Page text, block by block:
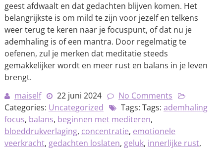
geest afdwaalt en dat gedachten blijven komen. Het
belangrijkste is om mild te zijn voor jezelf en telkens
weer terug te keren naar je focuspunt, of dat nu je
ademhaling is of een mantra. Door regelmatig te
oefenen, zul je merken dat meditatie steeds
gemakkelijker wordt en meer rust en balans in je leven
brengt.
maiself
22 juni 2024
No Comments
Categories: Uncategorized Tags: Tags: ademhaling
focus, balans, beginnen met mediteren,
bloeddrukverlaging, concentratie, emotionele
veerkracht, gedachten loslaten, geluk, innerlijke rust,